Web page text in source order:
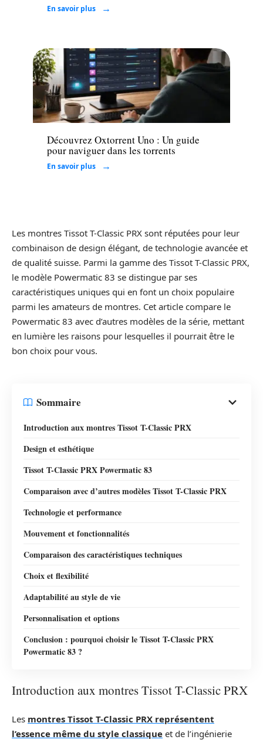
En savoir plus
Tech
Découvrez Oxtorrent Uno : Un guide
pour naviguer dans les torrents
En savoir plus
Les montres Tissot T-Classic PRX sont réputées pour leur
combinaison de design élégant, de technologie avancée et
de qualité suisse. Parmi la gamme des Tissot T-Classic PRX,
le modèle Powermatic 83 se distingue par ses
caractéristiques uniques qui en font un choix populaire
parmi les amateurs de montres. Cet article compare le
Powermatic 83 avec d’autres modèles de la série, mettant
en lumière les raisons pour lesquelles il pourrait être le
bon choix pour vous.
Sommaire
Introduction aux montres Tissot T-Classic PRX
Design et esthétique
Tissot T-Classic PRX Powermatic 83
Comparaison avec d’autres modèles Tissot T-Classic PRX
Technologie et performance
Mouvement et fonctionnalités
Comparaison des caractéristiques techniques
Choix et flexibilité
Adaptabilité au style de vie
Personnalisation et options
Conclusion : pourquoi choisir le Tissot T-Classic PRX
Powermatic 83 ?
Introduction aux montres Tissot T-Classic PRX
Les montres Tissot T-Classic PRX représentent
l’essence même du style classique et de l’ingénierie